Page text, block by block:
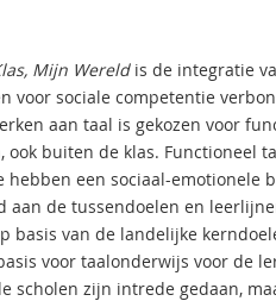
Mijn Wereldis de integratie
voor sociale competentie
aan taal is gekozen voor
ook buiten de klas. Functioneel
hebben een sociaal-emotionele
aan de tussendoelen en
basis van de landelijke
voor taalonderwijs voor de
scholen zijn intrede gedaan,